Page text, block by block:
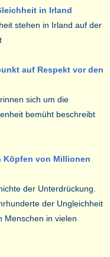
in Irland
stehen in Irland auf der
auf Respekt vor den
sich um die
bemüht beschreibt
Köpfen von Millionen
der Unterdrückung.
der Ungleichheit
Menschen in vielen